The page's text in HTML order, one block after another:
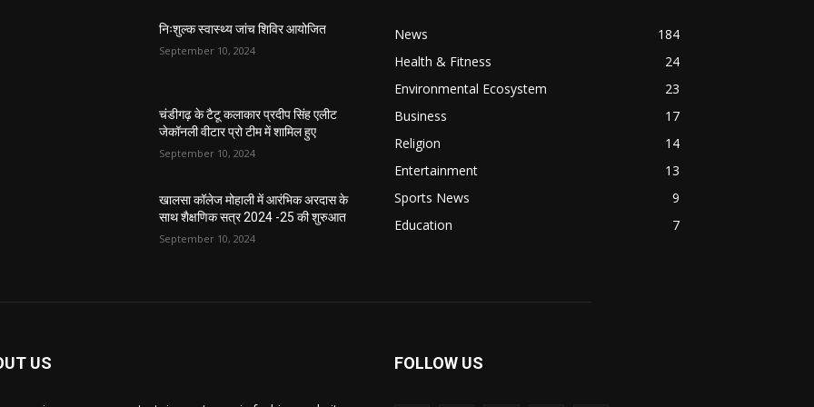
निःशुल्क स्वास्थ्य जांच शिविर आयोजित
September 10, 2024
चंडीगढ़ के टैटू कलाकार प्रदीप सिंह एलीट
जेकॉनली वीटार प्रो टीम में शामिल हुए
September 10, 2024
खालसा कॉलेज मोहाली में आरंभिक अरदास के
साथ शैक्षणिक सत्र 2024 -25 की शुरुआत
September 10, 2024
News
184
Health & Fitness
24
Environmental Ecosystem
23
Business
17
Religion
14
Entertainment
13
Sports News
9
Education
7
US FOLLOW US